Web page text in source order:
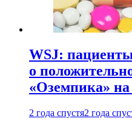
WSJ:
о
«Оземпика»
2 года спустя2 года